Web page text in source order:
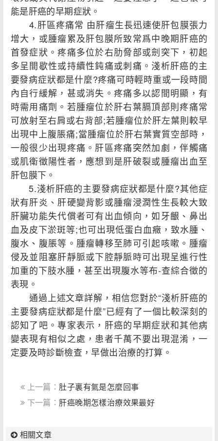
能是肝癌的早期症狀。
4.肝區疼痛常 由肝瘤生長迅速使肝包膜張力
增大，或腫瘤累及肝包膜所致常爲中晚期肝癌的
首發症狀。疼痛多位於右肋脅部或劍突下，初起
多呈間歇性或持續性鈍痛或刺痛。淺析肝癌的主
要發病症狀都是什麼?疼痛可時輕時重或一段時間
內自行緩解，甚或消失。疼痛多以認間明顯，有
時需用痛劑。若腫瘤位於肝右葉膈頂部則疼痛常
可放射至右肩或右背部;若腫瘤位於肝左葉則較早
出現中上腹脹痛;當腫瘤位於肝右葉實質空部時，
一般很少出現疼痛。肝區疼痛突然加劇，伴觸痛
或肌衛徵陽性者，應想到是肝破裂或腫瘤出血至
肝包膜下。
5.淺析肝癌的主要發病症狀都是什麼?其他症
狀有肝炎、肝硬變背影或腫瘤浸潤性生長較大致
肝臟功能失代償者可有出血傾向，如牙齦、鼻出
血及皮下淤斑等;也可出現低蛋白血癥，致水腫、
腹水、腹脹等。腫瘤轉移至肺可引起咳嗽。腫瘤
侵及並阻塞肝靜脈或下腔靜脈時可出現呈進行性
加重的下肢水腫，甚至出現腹水等布-查綜合徵的
表現。
通過上述文章詳解，相信您對於“淺析肝癌的
主要發病症狀都是什麼”已經有了一個比較深刻的
認知了吧。專家表示，肝癌的早期症狀和其他病
變表現有相似之處，患者千萬不要出現混淆，一
定要及時診斷檢查，早做出治療的打算。
上一篇： 肚子裏有氣是怎麼回事
下一篇： 肝癌晚期怎樣治療效果最好
相關文章